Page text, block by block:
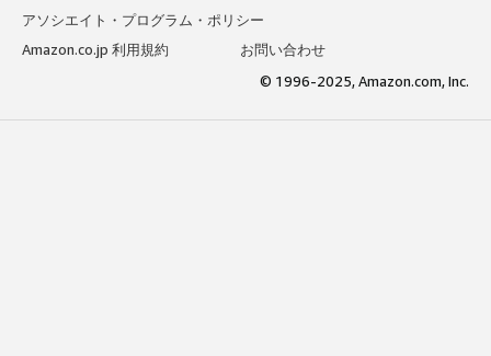
アソシエイト・プログラム・ポリシー
Amazon.co.jp 利用規約
お問い合わせ
© 1996-2025, Amazon.com, Inc.